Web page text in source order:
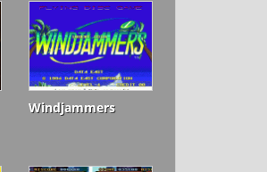
Windjammers